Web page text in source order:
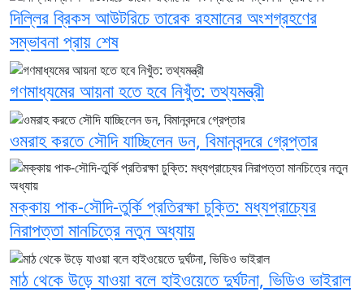
দিল্লির ব্রিকস আউটরিচে তারেক রহমানের অংশগ্রহণের
সম্ভাবনা প্রায় শেষ
গণমাধ্যমের আয়না হতে হবে নিখুঁত: তথ্যমন্ত্রী
ওমরাহ করতে সৌদি যাচ্ছিলেন ডন, বিমানবন্দরে গ্রেপ্তার
মক্কায় পাক-সৌদি-তুর্কি প্রতিরক্ষা চুক্তি: মধ্যপ্রাচ্যের
নিরাপত্তা মানচিত্রে নতুন অধ্যায়
মাঠ থেকে উড়ে যাওয়া বলে হাইওয়েতে দুর্ঘটনা, ভিডিও ভাইরাল